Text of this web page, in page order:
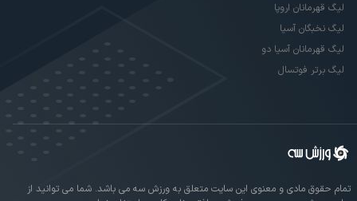
لیگ قهرمانان اروپا
لیگ نخبگان آسیا
لیگ قهرمانان آسیا دو
لیگ برتر فوتسال
تمام حقوق مادی و معنوی این سایت متعلق به ورزش سه می باشد. شما می توانید از